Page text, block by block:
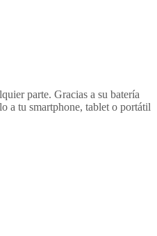
parte. Gracias a su batería
a tu smartphone, tablet o portátil